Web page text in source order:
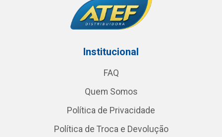
Institucional
FAQ
Quem Somos
Política de Privacidade
Política de Troca e Devolução